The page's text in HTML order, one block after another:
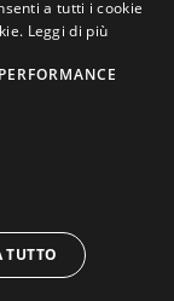
a tutti i cookie
Leggi di più
PERFORMANCE
TUTTO